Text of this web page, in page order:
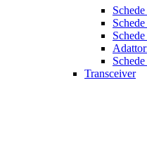
Transceiver